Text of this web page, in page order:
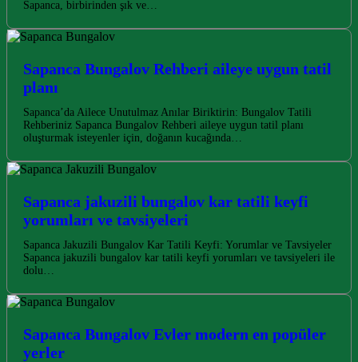
Sapanca, birbirinden şık ve…
Sapanca Bungalov Rehberi aileye uygun tatil
planı
Sapanca’da Ailece Unutulmaz Anılar Biriktirin: Bungalov Tatili
Rehberiniz Sapanca Bungalov Rehberi aileye uygun tatil planı
oluşturmak isteyenler için, doğanın kucağında…
Sapanca jakuzili bungalov kar tatili keyfi
yorumları ve tavsiyeleri
Sapanca Jakuzili Bungalov Kar Tatili Keyfi: Yorumlar ve Tavsiyeler
Sapanca jakuzili bungalov kar tatili keyfi yorumları ve tavsiyeleri ile
dolu…
Sapanca Bungalov Evler modern en popüler
yerler